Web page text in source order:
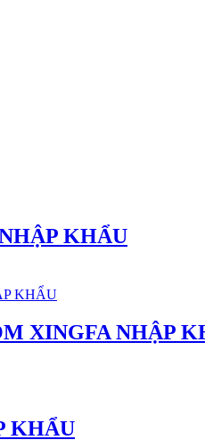
KHẨU
XINGFA NHẬP
KHẨU